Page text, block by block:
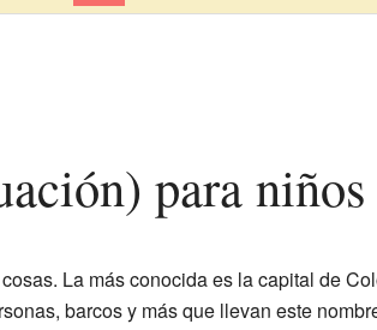
para niños
La más conocida es la capital de
barcos y más que llevan este